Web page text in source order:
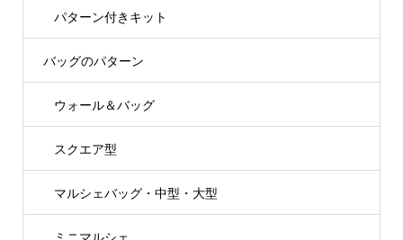
パターン付きキット
バッグのパターン
ウォール＆バッグ
スクエア型
マルシェバッグ・中型・大型
ミニマルシェ